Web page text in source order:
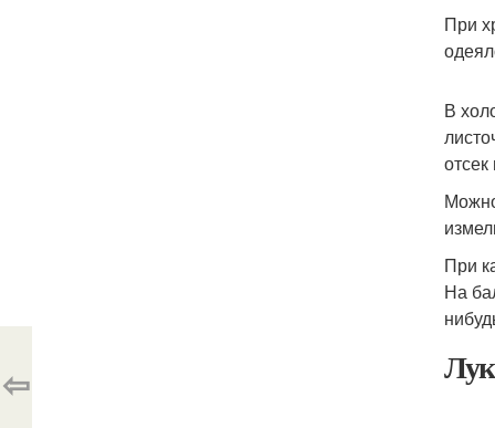
При
В
При
На
⇦